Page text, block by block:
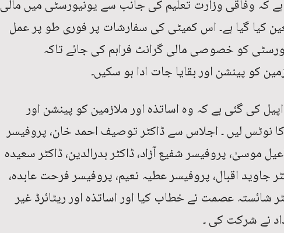
ہے کہ وفاقی وزارت تعلیم کی جانب سے یونیورسٹی میں مالی
کیا گیا ہے۔ اس کمیٹی کی سفارشات پر فوری طو پر عمل
کو خصوصی مالی گرانٹ فراہم کی جائے تاکہ
کو پینشن اور بقایا جات ادا ہو سکیں۔
کی گئی ہے کہ وہ اساتذہ اور ملازمین کو پینشن اور
نوٹس لیں ۔ اجلاس سے ڈاکٹر توصیف احمد خان، پروفیسر
موسیٰ، پروفیسر شفیع آزاد، ڈاکٹر بدرالدین، ڈاکٹر سعیدہ
جاوید اقبال، پروفیسر عطیہ نعیم، پروفیسر فرحت عابدہ،
شائستہ عصمت نے خطاب کیا اور اساتذہ اور ریٹائرڈ غیر
نے شرکت کی ۔